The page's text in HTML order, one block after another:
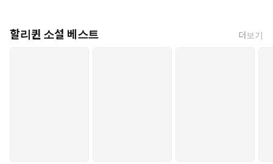
할리퀸 소설 베스트 더보기